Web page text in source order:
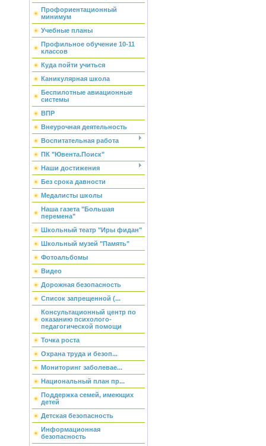
Профориентационный
минимум
Учебные планы
Профильное обучение 10-11
классов
Куда пойти учиться
Каникулярная школа
Беспилотные авиационные
системы
ВПР
Внеурочная деятельность
Воспитательная работа
ПК "Ювента.Поиск"
Наши достижения
Без срока давности
Медалисты школы
Наша газета "Большая
перемена"
Школьный театр "Иры фидан"
Школьный музей "Память"
Фотоальбомы
Видео
Дорожная безопасность
Список запрещенной (...
Консультационный центр по
оказанию психолого-
педагогической помощи
Точка роста
Охрана труда и безоп...
Мониторинг заболевае...
Национальный план пр...
Поддержка семей, имеющих
детей
Детская безопасность
Информационная
безопасность